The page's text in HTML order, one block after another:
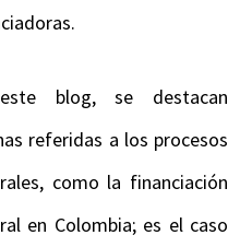
blog, se destacan
referidas a los procesos
como la financiación
en Colombia; es el caso